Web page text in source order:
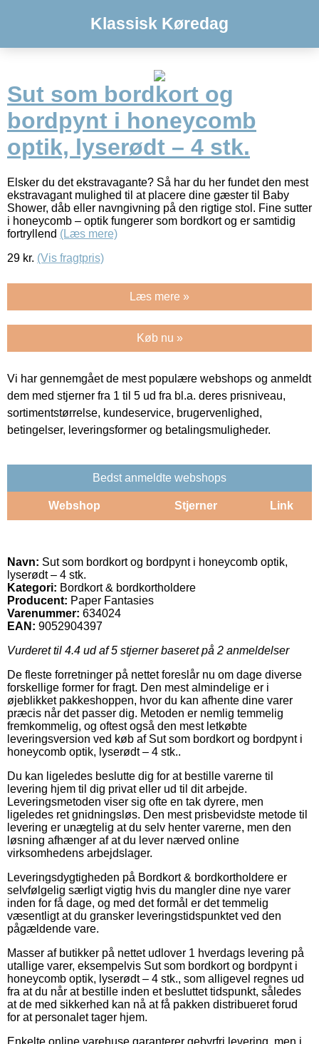
Klassisk Køredag
Sut som bordkort og
bordpynt i honeycomb
optik, lyserødt – 4 stk.
Elsker du det ekstravagante? Så har du her fundet den mest
ekstravagant mulighed til at placere dine gæster til Baby
Shower, dåb eller navngivning på den rigtige stol. Fine sutter
i honeycomb – optik fungerer som bordkort og er samtidig
fortryllend (Læs mere)
29 kr. (Vis fragtpris)
Læs mere »
Køb nu »
Vi har gennemgået de mest populære webshops og anmeldt
dem med stjerner fra 1 til 5 ud fra bl.a. deres prisniveau,
sortimentstørrelse, kundeservice, brugervenlighed,
betingelser, leveringsformer og betalingsmuligheder.
Bedst anmeldte webshops
Webshop Stjerner Link
Navn: Sut som bordkort og bordpynt i honeycomb optik,
lyserødt – 4 stk.
Kategori: Bordkort & bordkortholdere
Producent: Paper Fantasies
Varenummer: 634024
EAN: 9052904397
Vurderet til 4.4 ud af 5 stjerner baseret på 2 anmeldelser
De fleste forretninger på nettet foreslår nu om dage diverse
forskellige former for fragt. Den mest almindelige er i
øjeblikket pakkeshoppen, hvor du kan afhente dine varer
præcis når det passer dig. Metoden er nemlig temmelig
fremkommelig, og oftest også den mest letkøbte
leveringsversion ved køb af Sut som bordkort og bordpynt i
honeycomb optik, lyserødt – 4 stk..
Du kan ligeledes beslutte dig for at bestille varerne til
levering hjem til dig privat eller ud til dit arbejde.
Leveringsmetoden viser sig ofte en tak dyrere, men
ligeledes ret gnidningsløs. Den mest prisbevidste metode til
levering er unægtelig at du selv henter varerne, men den
løsning afhænger af at du lever nærved online
virksomhedens arbejdslager.
Leveringsdygtigheden på Bordkort & bordkortholdere er
selvfølgelig særligt vigtig hvis du mangler dine nye varer
inden for få dage, og med det formål er det temmelig
væsentligt at du gransker leveringstidspunktet ved den
pågældende vare.
Masser af butikker på nettet udlover 1 hverdags levering på
utallige varer, eksempelvis Sut som bordkort og bordpynt i
honeycomb optik, lyserødt – 4 stk., som alligevel regnes ud
fra at du når at bestille inden et besluttet tidspunkt, således
at de med sikkerhed kan nå at få pakken distribueret forud
for at personalet tager hjem.
Enkelte online varehuse garanterer gebyrfri levering, men i